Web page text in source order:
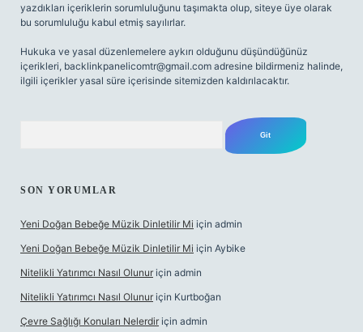
yazdıkları içeriklerin sorumluluğunu taşımakta olup, siteye üye olarak
bu sorumluluğu kabul etmiş sayılırlar.
Hukuka ve yasal düzenlemelere aykırı olduğunu düşündüğünüz
içerikleri, backlinkpanelicomtr@gmail.com adresine bildirmeniz halinde,
ilgili içerikler yasal süre içerisinde sitemizden kaldırılacaktır.
SON YORUMLAR
Yeni Doğan Bebeğe Müzik Dinletilir Mi için admin
Yeni Doğan Bebeğe Müzik Dinletilir Mi için Aybike
Nitelikli Yatırımcı Nasıl Olunur için admin
Nitelikli Yatırımcı Nasıl Olunur için Kurtboğan
Çevre Sağlığı Konuları Nelerdir için admin